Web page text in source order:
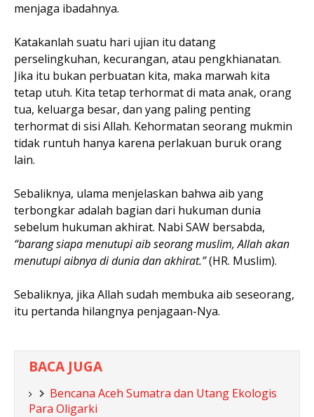
menjaga ibadahnya.
Katakanlah suatu hari ujian itu datang
perselingkuhan, kecurangan, atau pengkhianatan.
Jika itu bukan perbuatan kita, maka marwah kita
tetap utuh. Kita tetap terhormat di mata anak, orang
tua, keluarga besar, dan yang paling penting
terhormat di sisi Allah. Kehormatan seorang mukmin
tidak runtuh hanya karena perlakuan buruk orang
lain.
Sebaliknya, ulama menjelaskan bahwa aib yang
terbongkar adalah bagian dari hukuman dunia
sebelum hukuman akhirat. Nabi SAW bersabda,
“barang siapa menutupi aib seorang muslim, Allah akan
menutupi aibnya di dunia dan akhirat.”(HR. Muslim).
Sebaliknya, jika Allah sudah membuka aib seseorang,
itu pertanda hilangnya penjagaan-Nya.
BACA JUGA
Bencana Aceh Sumatra dan Utang Ekologis
Para Oligarki